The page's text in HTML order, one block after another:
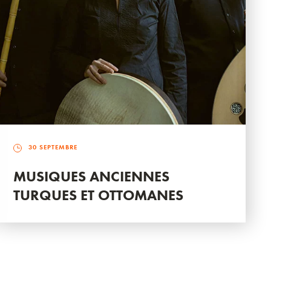
30 SEPTEMBRE
MUSIQUES ANCIENNES
TURQUES ET OTTOMANES